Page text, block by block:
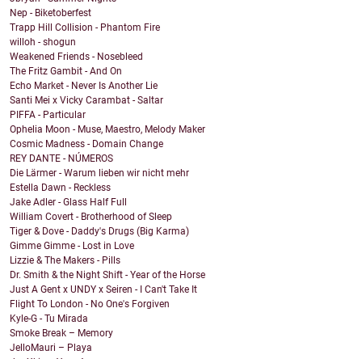
Nep - Biketoberfest
Trapp Hill Collision - Phantom Fire
willoh - shogun
Weakened Friends - Nosebleed
The Fritz Gambit - And On
Echo Market - Never Is Another Lie
Santi Mei x Vicky Carambat - Saltar
PIFFA - Particular
Ophelia Moon - Muse, Maestro, Melody Maker
Cosmic Madness - Domain Change
REY DANTE - NÚMEROS
Die Lärmer - Warum lieben wir nicht mehr
Estella Dawn - Reckless
Jake Adler - Glass Half Full
William Covert - Brotherhood of Sleep
Tiger & Dove - Daddy's Drugs (Big Karma)
Gimme Gimme - Lost in Love
Lizzie & The Makers - Pills
Dr. Smith & the Night Shift - Year of the Horse
Just A Gent x UNDY x Seiren - I Can't Take It
Flight To London - No One's Forgiven
Kyle-G - Tu Mirada
Smoke Break – Memory
JelloMauri – Playa